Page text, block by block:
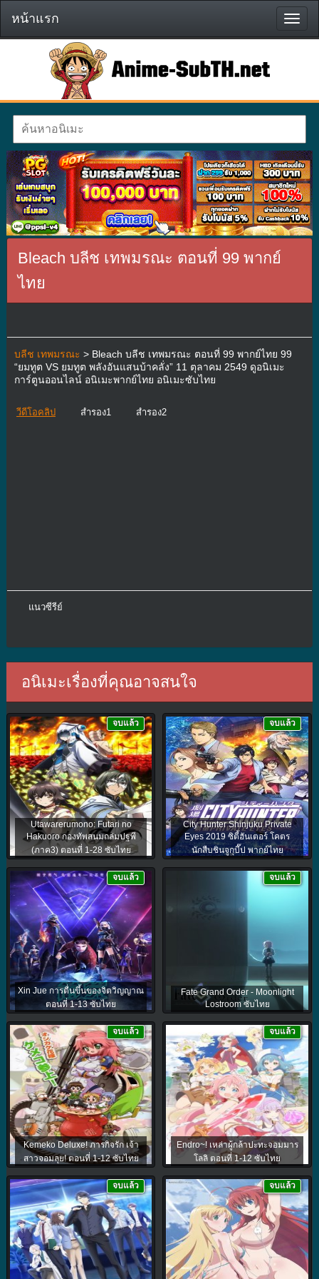
หน้า
แรก
หน้าแรก
Bleach บลีช เทพมรณะ ตอนที่ 99 พากย์
ไทย
บลีช เทพมรณะ > Bleach บลีช เทพมรณะ ตอนที่ 99 พากย์ไทย 99
“ยมทูต VS ยมทูต พลังอันแสนบ้าคลั่ง” 11 ตุลาคม 2549 ดูอนิเมะ
การ์ตูนออนไลน์ อนิเมะพากย์ไทย อนิเมะซับไทย
วีดีโอคลิป สำรอง1 สำรอง2
แนวซีรีย์
อนิเมะเรื่องที่คุณอาจสนใจ
Utawarerumono: Futari no
Hakuoro กองทัพสนมถล่มปฐพี
(ภาค3) ตอนที่ 1-28 ซับไทย
จบแล้ว
City Hunter Shinjuku Private
Eyes 2019 ซิตี้ฮันเตอร์ โคตร
นักสืบชินจูกุบี๊ป พากย์ไทย
จบแล้ว
Xin Jue การตื่นขึ้นของจิตวิญญาณ
ตอนที่ 1-13 ซับไทย
จบแล้ว
Fate Grand Order - Moonlight
Lostroom ซับไทย
จบแล้ว
Kemeko Deluxe! ภารกิจรัก เจ้า
สาวจอมลุย! ตอนที่ 1-12 ซับไทย
จบแล้ว
Endro~! เหล่าผู้กล้าปะทะจอมมาร
โลลิ ตอนที่ 1-12 ซับไทย
จบแล้ว
จบแล้ว จบแล้ว